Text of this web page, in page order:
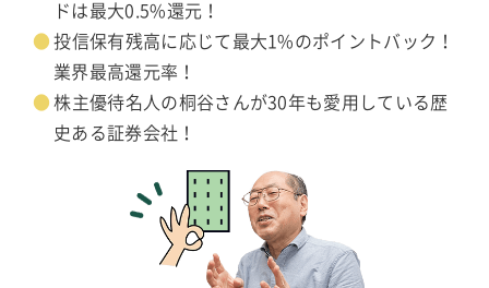
ドは最大0.5%還元！
投信保有残高に応じて最大1%のポイントバック！
業界最高還元率！
株主優待名人の桐谷さんが30年も愛用している歴
史ある証券会社！